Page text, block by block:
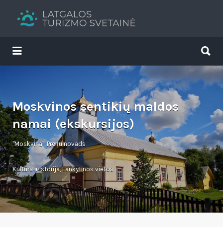
Tavs brīvdienu ceļvedis
Search
for:
for:
Moskvinos sentikių maldos
namai (ekskursijos)
"Moskvina", Preiļu novads
Kultūra ir istorija,Lankytinos vietos